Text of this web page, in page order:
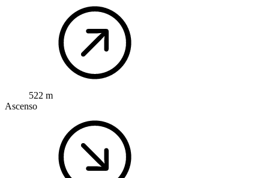
522 m
Ascenso